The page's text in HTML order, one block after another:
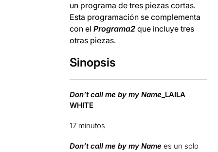
un programa de tres piezas cortas.
Esta programación se complementa
con elPrograma2 que incluye tres
otras piezas.
Sinopsis
Don’t call me by my Name _LAILA
WHITE
17 minutos
Don’t call me by my Namees un solo